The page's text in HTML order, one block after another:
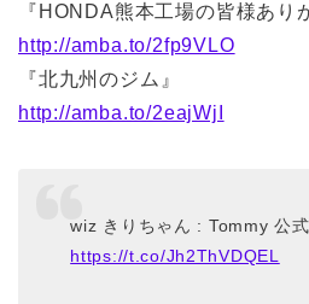
『HONDA熊本工場の皆様あり
http://amba.to/2fp9VLO
『北九州のジム』
http://amba.to/2eajWjI
wiz きりちゃん : Tommy 公
https://t.co/Jh2ThVDQEL